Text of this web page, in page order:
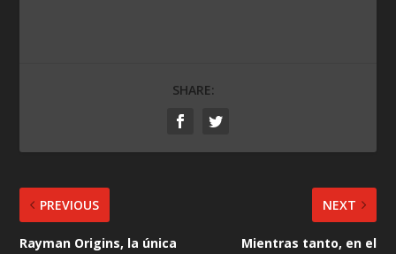
SHARE:
PREVIOUS
Rayman Origins, la única
NEXT
Mientras tanto, en el